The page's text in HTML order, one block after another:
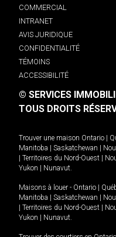
COMMERCIAL
INTRANET
AVIS JURIDIQUE
CONFIDENTIALITÉ
TÉMOINS
ACCESSIBILITÉ
© SERVICES
TOUS DROITS
Trouver une maison Ontario |
Manitoba | Saskatchewan |
| Territoires du Nord-Ouest |
Yukon | Nunavut
Maisons à louer - Ontario |
Manitoba | Saskatchewan |
| Territoires du Nord-Ouest |
Yukon | Nunavut